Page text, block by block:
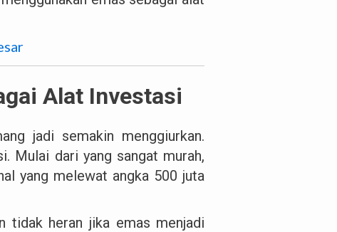
Alat Investasi
jadi semakin menggiurkan.
Mulai dari yang sangat murah,
yang melewat angka 500 juta
tidak heran jika emas menjadi